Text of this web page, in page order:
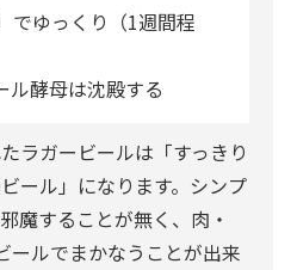
でゆっくり（1週間程
酵母は沈殿する
ラガービールは「すっきり
ール」になります。シンプ
魔することが無く、肉・
ールでまかなうことが出来